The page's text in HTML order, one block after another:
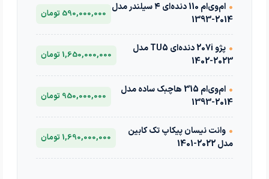
•
ام‌وی‌ام 110 دنده‌ای ۴ سیلندر مدل
2014-1393
590,000,000 تومان
•
پژو 207i دنده‌ای TU5 مدل
2023-1402
1,650,000,000 تومان
•
ام‌وی‌ام 315 هاچبک ساده مدل
2014-1393
950,000,000 تومان
• وانت نیسان پیکاپ تک کابین
مدل 2022-1401
1,690,000,000 تومان